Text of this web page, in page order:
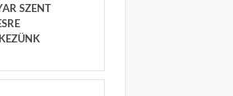
SZENT